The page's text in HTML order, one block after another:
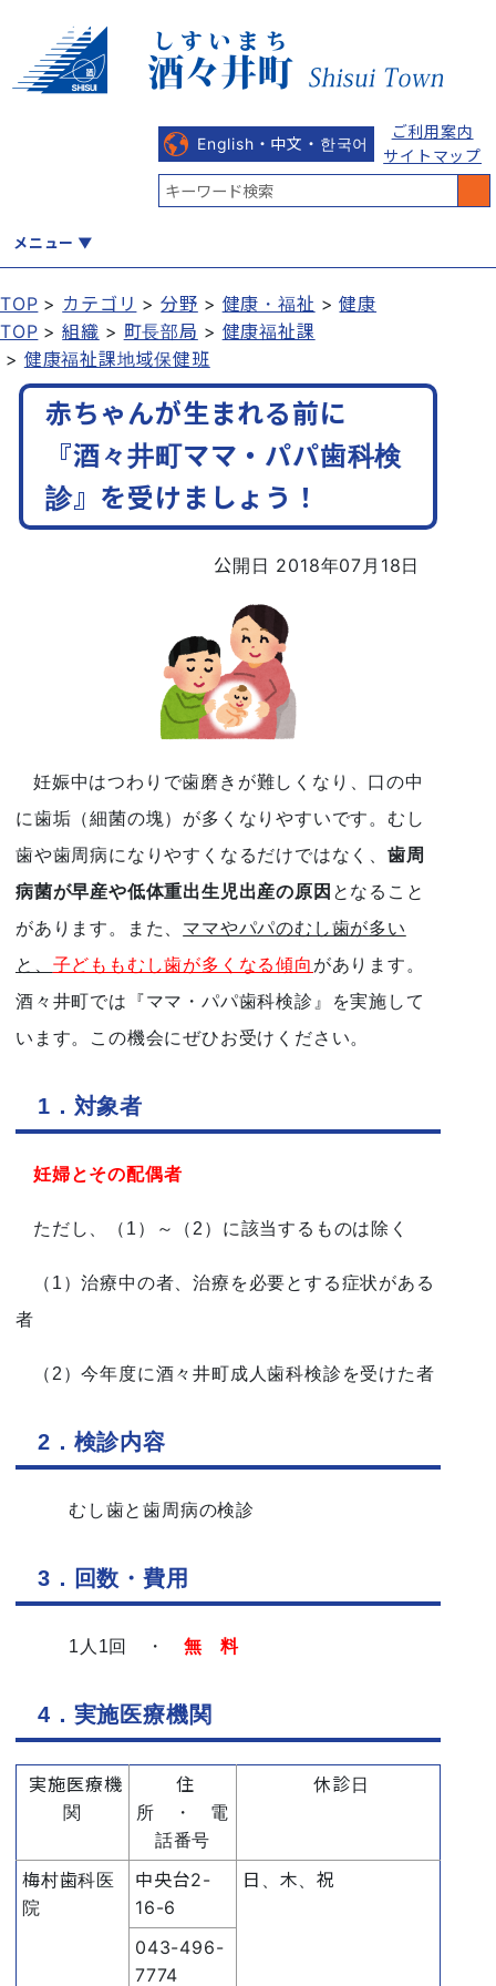
English・中文・한국어
ご利用案内
サイトマップ
メニュー
くらし 健康・福祉 教育・文化
行政
TOP カテゴリ 分野 健康・福祉
健康
TOP
組織 町長部局
健康福祉課
健康福祉課地域保健班
赤ちゃんが生まれる前に
『酒々井町ママ・パパ歯科検
診』を受けましょう！
公開日 2018年07月18日
妊娠中はつわりで歯磨きが難しくなり、口の中
に歯垢（細菌の塊）が多くなりやすいです。むし
歯や歯周病になりやすくなるだけではなく、 歯周
病菌が早産や低体重出生 児出産の原因 となること
があります。また、 ママやパパのむし歯が多い
と、 子どももむし歯が多くなる傾向 があります。
酒々井町では『ママ・パパ歯科検診』を実施して
います。この機会にぜひお受けください。
1．対象者
妊婦とその配偶者
ただし、（1）～（2）に該当するものは除く
（1）治療中の者、治療を必要とする症状がある
者
（2）今年度に酒々井町成人歯科検診を受けた者
2．検診内容
むし歯と歯周病の検診
3．回数・費用
1人1回 ・ 無 料
4．実施医療機関
実施医療機
関
住
所 ・ 電
話番号
休診日
梅村歯科医
院
中央台2-
16-6
日、木、祝
043-496-
7774